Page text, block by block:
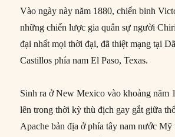
Vào ngày này năm 1880, chiến binh
những chiến lược gia quân sự người
đại nhất mọi thời đại, đã thiệt mạng tại
Castillos phía nam El Paso, Texas.
Sinh ra ở New Mexico vào khoảng năm
lên trong thời kỳ thù địch gay gắt giữa
Apache bản địa ở phía tây nam nước